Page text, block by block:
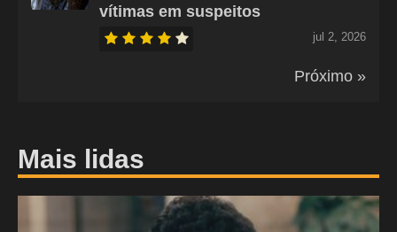
vítimas em suspeitos
jul 2, 2026
Próximo »
Mais lidas